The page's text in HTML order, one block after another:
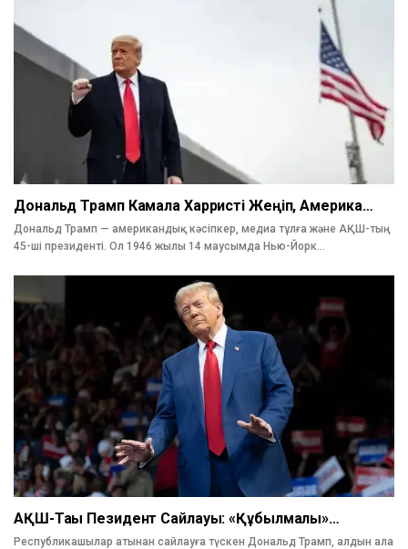
Дональд Трамп Камала Харристі Жеңіп, Америка…
Дональд Трамп — американдық кәсіпкер, медиа тұлға және АҚШ-тың
45-ші президенті. Ол 1946 жылы 14 маусымда Нью-Йорк…
АҚШ-Тағы Пезидент Сайлауы: «құбылмалы»…
Республикашылар атынан сайлауға түскен Дональд Трамп, алдын ала